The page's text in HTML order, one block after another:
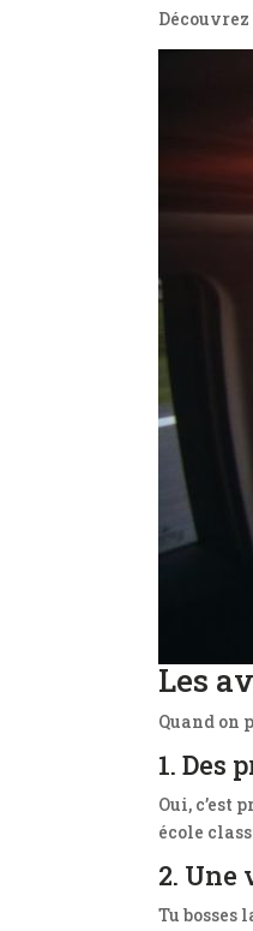
Les
Quand on
1. Des
Oui, c’est
école
2.
Tu bosses